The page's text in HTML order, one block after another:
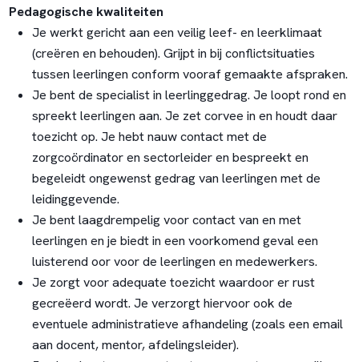
Pedagogische kwaliteiten
Je werkt gericht aan een veilig leef- en leerklimaat
(creëren en behouden). Grijpt in bij conflictsituaties
tussen leerlingen conform vooraf gemaakte afspraken.
Je bent de specialist in leerlinggedrag. Je loopt rond en
spreekt leerlingen aan. Je zet corvee in en houdt daar
toezicht op. Je hebt nauw contact met de
zorgcoördinator en sectorleider en bespreekt en
begeleidt ongewenst gedrag van leerlingen met de
leidinggevende.
Je bent laagdrempelig voor contact van en met
leerlingen en je biedt in een voorkomend geval een
luisterend oor voor de leerlingen en medewerkers.
Je zorgt voor adequate toezicht waardoor er rust
gecreëerd wordt. Je verzorgt hiervoor ook de
eventuele administratieve afhandeling (zoals een email
aan docent, mentor, afdelingsleider).